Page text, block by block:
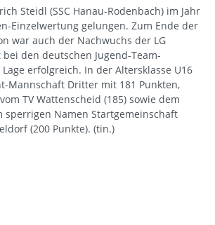
Steidl (SSC Hanau-Rodenbach) im Jahr
Einzelwertung gelungen. Zum Ende der
war auch der Nachwuchs der LG
den deutschen Jugend-Team-
erfolgreich. In der Altersklasse U16
Mannschaft Dritter mit 181 Punkten,
TV Wattenscheid (185) sowie dem
sperrigen Namen Startgemeinschaft
(200 Punkte). (tin.)